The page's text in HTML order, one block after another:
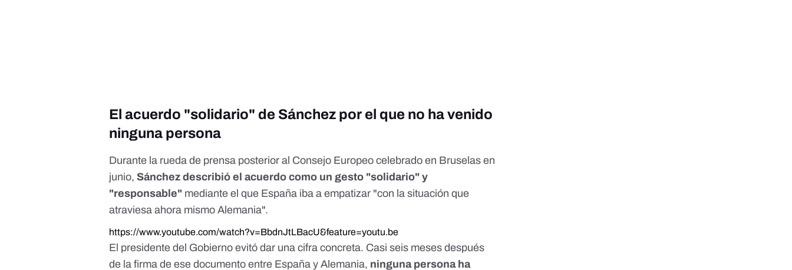
El acuerdo "solidario" de Sánchez por el que no ha venido
ninguna persona
Durante la rueda de prensa posterior al Consejo Europeo celebrado en Bruselas en
junio,Sánchez describió el acuerdo como un gesto "solidario" y
"responsable" mediante el que España iba a empatizar "con la situación que
atraviesa ahora mismo Alemania".
https://www.youtube.com/watch?v=BbdnJtLBacU&feature=youtu.be
El presidente del Gobierno evitó dar una cifra concreta. Casi seis meses después
de la firma de ese documento entre España y Alemania, ninguna persona ha